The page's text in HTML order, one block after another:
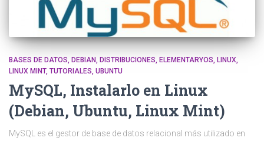
BASES DE DATOS DEBIAN DISTRIBUCIONES ELEMENTARYOS
LINUX
LINUX MINT TUTORIALES UBUNTU
MySQL, Instalarlo en Linux
(Debian, Ubuntu, Linux Mint)
MySQL es el gestor de base de datos relacional más utilizado en